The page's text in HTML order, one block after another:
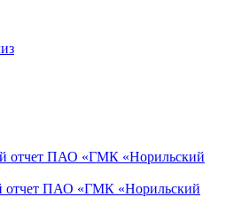
отчет ПАО «ГМК «Норильский
отчет ПАО «ГМК «Норильский